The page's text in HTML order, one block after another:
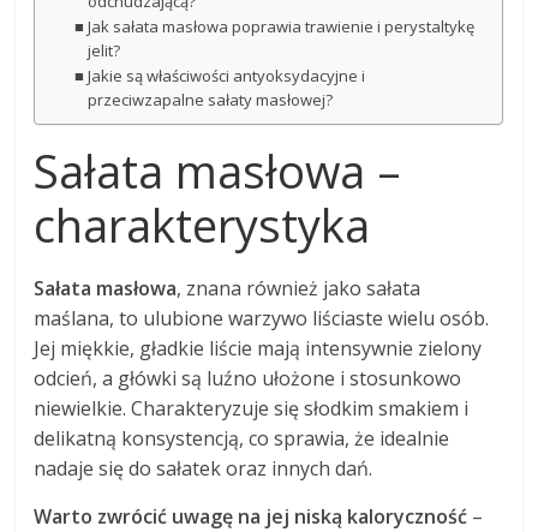
Jak sałata masłowa poprawia trawienie i perystaltykę
jelit?
Jakie są właściwości antyoksydacyjne i
przeciwzapalne sałaty masłowej?
Sałata masłowa –
charakterystyka
Sałata masłowa, znana również jako sałata
maślana, to ulubione warzywo liściaste wielu osób.
Jej miękkie, gładkie liście mają intensywnie zielony
odcień, a główki są luźno ułożone i stosunkowo
niewielkie. Charakteryzuje się słodkim smakiem i
delikatną konsystencją, co sprawia, że idealnie
nadaje się do sałatek oraz innych dań.
Warto zwrócić uwagę na jej niską kaloryczność –